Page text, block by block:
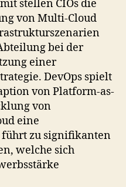
stellen CIOs die
von Multi-Cloud
bei der
einer
DevOps spielt
von Platform-as-
von
eine
führt zu signifikanten
welche sich